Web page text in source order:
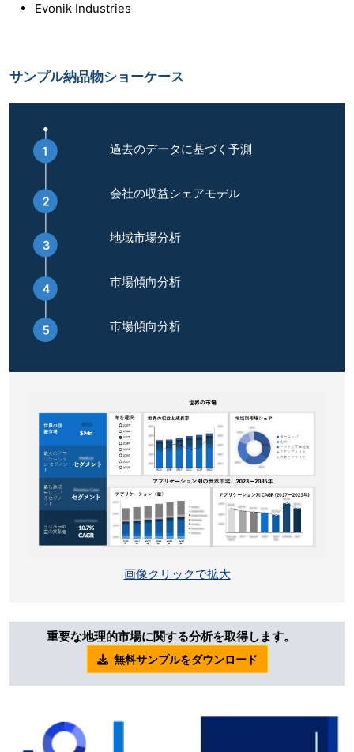
Evonik Industries
サンプル納品物ショーケース
過去のデータに基づく予測
会社の収益シェアモデル
地域市場分析
市場傾向分析
市場傾向分析
画像クリックで拡大
重要な地理的市場に関する分析を取得します。
無料サンプルをダウンロード